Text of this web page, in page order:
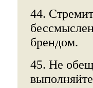
44.
брендом.
45. Не